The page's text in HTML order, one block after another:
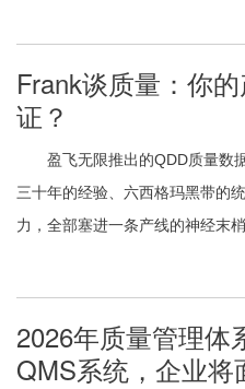
Frank谈质量：你
证？
盈飞无限推出的QDD质量数
三十年的经验、六西格玛黑带的
力，全部塞进一条产线的神经末
2026年质量管理体
QMS系统，企业将